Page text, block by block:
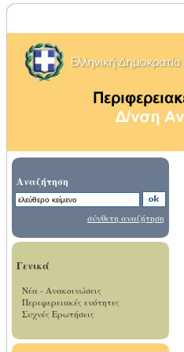
Αναζήτηση
σύνθετη αναζήτηση
Γενικά
Νέα - Ανακοινώσεις
Περιφερειακές ενότητες
Συχνές Ερωτήσεις